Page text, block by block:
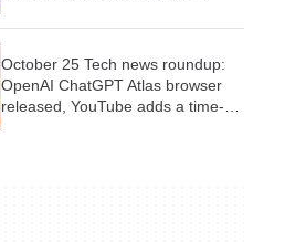
launched
October 25 Tech news roundup:
OpenAI ChatGPT Atlas browser
released, YouTube adds a time-